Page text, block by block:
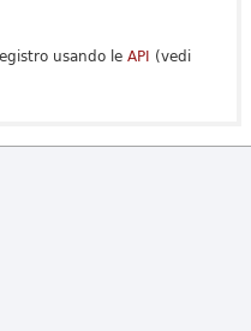
usando le API (vedi